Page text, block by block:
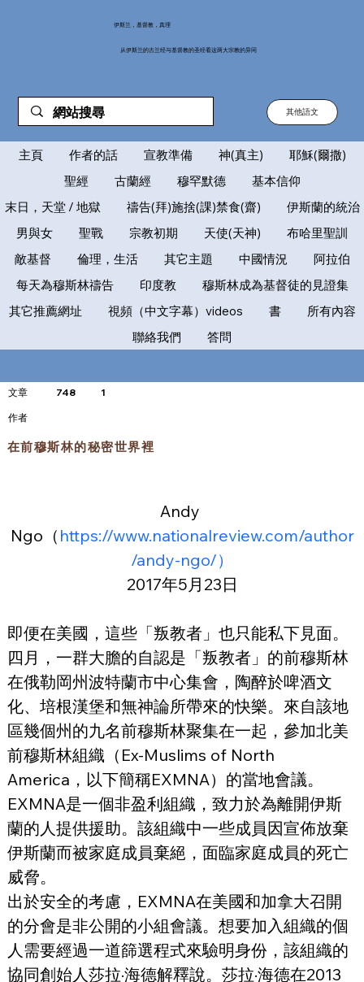
伊斯兰，基督教，真理
从伊斯兰的古兰经与基督教的圣经看这两大宗教的异同
其他語文
主頁 作者的話 宣教準備 神(真主)
耶穌(爾撒)
聖經
古蘭經 穆罕默德
基本信仰
末日，天堂 / 地獄
禱告(拜)施捨(課)禁食(齋)
伊斯蘭的統治
男與女
聖戰 宗教初期 天使(天神)
布哈里聖訓
敵基督
倫理，生活 其它主題 中國情況
阿拉伯
每天為穆斯林禱告
印度教
穆斯林成為基督徒的見證集
其它推薦網址
視頻（中文字幕）videos 書
所有內容
聯絡我們
答問
文章 748 1
​作者
在前穆斯林的秘密世界裡
Andy
Ngo（ https://www.nationalreview.com/author
/andy-ngo/）
2017年5月23日
即便在美國，這些「叛教者」也只能私下見面。
四月，一群大膽的自認是「叛教者」的前穆斯林
在俄勒岡州波特蘭市中心集會，陶醉於啤酒文
化、培根漢堡和無神論所帶來的快樂。來自該地
區幾個州的九名前穆斯林聚集在一起，參加北美
前穆斯林組織（Ex-Muslims of North
America，以下簡稱EXMNA）的當地會議。
EXMNA是一個非盈利組織，致力於為離開伊斯
蘭的人提供援助。該組織中一些成員因宣佈放棄
伊斯蘭而被家庭成員棄絕，面臨家庭成員的死亡
威脅。
出於安全的考慮，EXMNA在美國和加拿大召開
的分會是非公開的小組會議。想要加入組織的個
人需要經過一道篩選程式來驗明身份，該組織的
協同創始人莎拉·海德解釋說。莎拉·海德在2013